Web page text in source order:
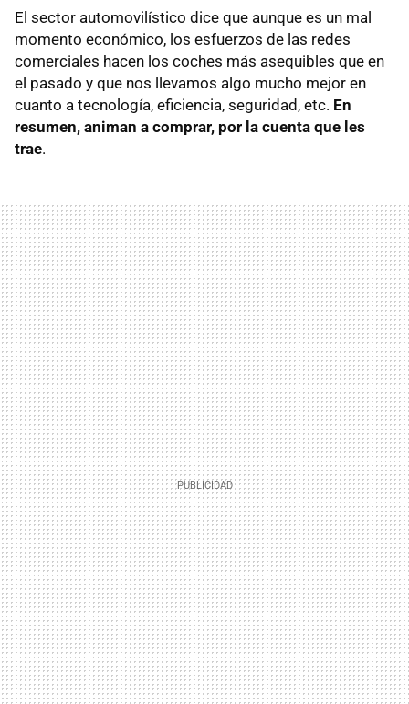
El sector automovilístico dice que aunque es un mal
momento económico, los esfuerzos de las redes
comerciales hacen los coches más asequibles que en
el pasado y que nos llevamos algo mucho mejor en
cuanto a tecnología, eficiencia, seguridad, etc. En
resumen, animan a comprar, por la cuenta que les
trae.